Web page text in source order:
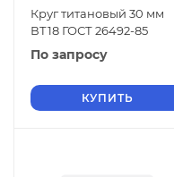
Круг титановый 30 мм
ВТ18 ГОСТ 26492-85
По запросу
КУПИТЬ